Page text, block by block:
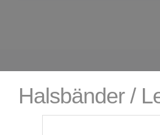
Halsbänder /